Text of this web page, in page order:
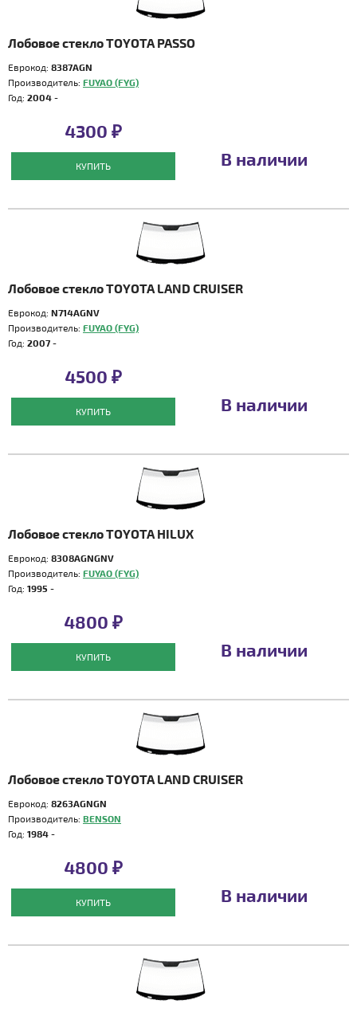
Лобовое стекло TOYOTA PASSO
Еврокод: 8387AGN
Производитель: FUYAO (FYG)
Год: 2004 -
4300 ₽
КУПИТЬ В наличии
Лобовое стекло TOYOTA LAND CRUISER
Еврокод: N714AGNV
Производитель: FUYAO (FYG)
Год: 2007 -
4500 ₽
КУПИТЬ В наличии
Лобовое стекло TOYOTA HILUX
Еврокод: 8308AGNGNV
Производитель: FUYAO (FYG)
Год: 1995 -
4800 ₽
КУПИТЬ В наличии
Лобовое стекло TOYOTA LAND CRUISER
Еврокод: 8263AGNGN
Производитель: BENSON
Год: 1984 -
4800 ₽
КУПИТЬ В наличии